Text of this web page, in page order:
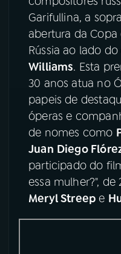
Garifullina, a
abertura da Copa
Rússia ao lado
Williams. Esta
30 anos atua no
papeis de
óperas e
de nomes como
Juan Diego
participado do
essa mulher?", de
Meryl Streep e